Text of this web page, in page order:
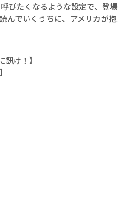
びたくなるような設定で、登
んでいくうちに、アメリカが
け！】